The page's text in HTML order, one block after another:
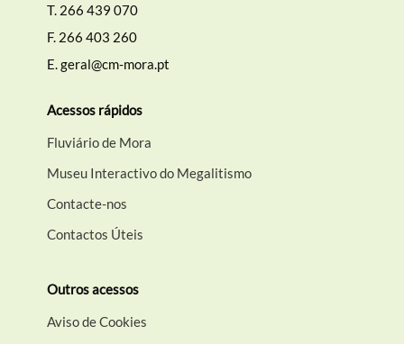
T. 266 439 070
F. 266 403 260
E.geral@cm-mora.pt
Acessos rápidos
Fluviário de Mora
Museu Interactivo do Megalitismo
Contacte-nos
Contactos Úteis
Outros acessos
Aviso de Cookies